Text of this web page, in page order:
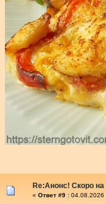
Re:Анонс! Скоро
« Ответ #9 : 04.08.2026